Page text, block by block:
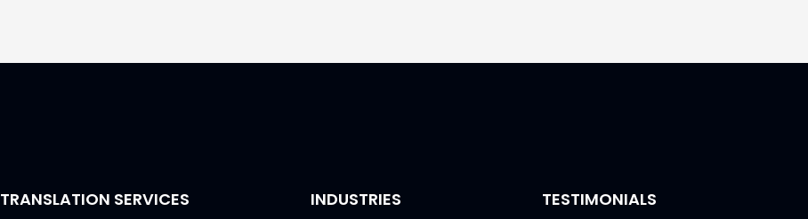
TRANSLATION SERVICES INDUSTRIES TESTIMONIALS